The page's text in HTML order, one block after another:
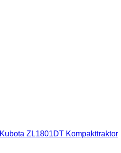
Kubota ZL1801DT Kompakttraktor